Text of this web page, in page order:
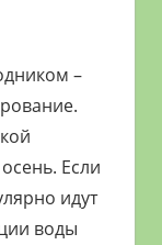
–
Если
идут
воды